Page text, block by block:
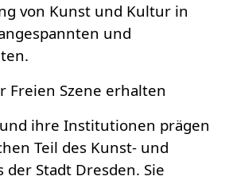
von Kunst und Kultur in
und
Freien Szene erhalten
ihre Institutionen prägen
Teil des Kunst- und
Stadt Dresden. Sie